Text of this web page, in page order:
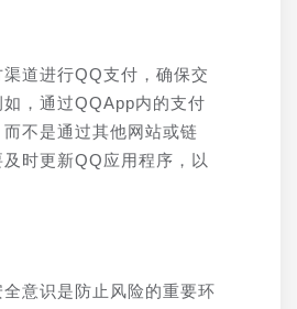
道进行QQ支付，确保交
，通过QQApp内的支付
不是通过其他网站或链
时更新QQ应用程序，以
意识是防止风险的重要环